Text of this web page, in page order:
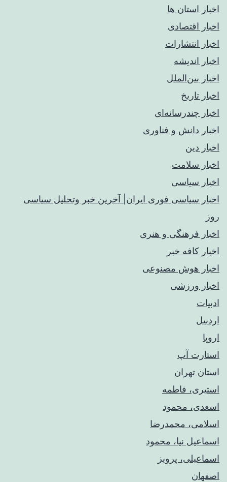
اخبار استان ها
اخبار اقتصادی
اخبار انتشارات
اخبار اندیشه
اخبار بین‌الملل
اخبار تاریخ
اخبار چندرسانه‌ای
اخبار دانش و فناوری
اخبار دین
اخبار سلامت
اخبار سیاسی
اخبار سیاسی فوری ایران| آخرین خبر وتحلیل سیاسی
روز
اخبار فرهنگی و هنری
اخبار کافه خبر
اخبار هوش مصنوعی
اخبار ورزشی
ادبیات
اردبیل
اروپا
استارت آپ
استان تهران
استیری، فاطمه
اسعدی، محمود
اسلامی، محمدرضا
اسماعیل نیا، محمود
اسماعیلی، پرویز
اصفهان